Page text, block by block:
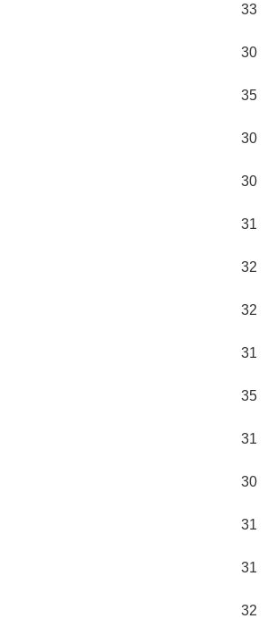
33
30
35
30
30
31
32
32
31
35
31
30
31
31
32